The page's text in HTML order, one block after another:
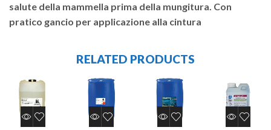
salute della mammella prima della mungitura. Con
pratico gancio per applicazione alla cintura
RELATED PRODUCTS